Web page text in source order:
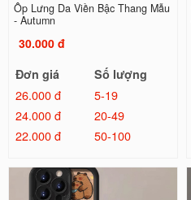
Ốp Lưng Da Viền Bậc Thang Mẫu
- Autumn
30.000 đ
Đơn giá
Số lượng
26.000 đ
5-19
24.000 đ
20-49
22.000 đ
50-100